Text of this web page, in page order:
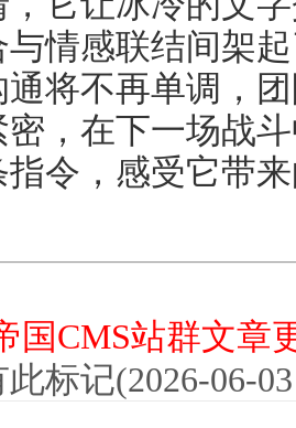
情感联结间架
将不再单调，
，在下一场战
令，感受它带
国CMS站群文章
标记(2026-06-